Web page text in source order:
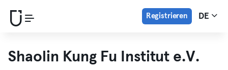
Registrieren DE
Shaolin Kung Fu Institut e.V.